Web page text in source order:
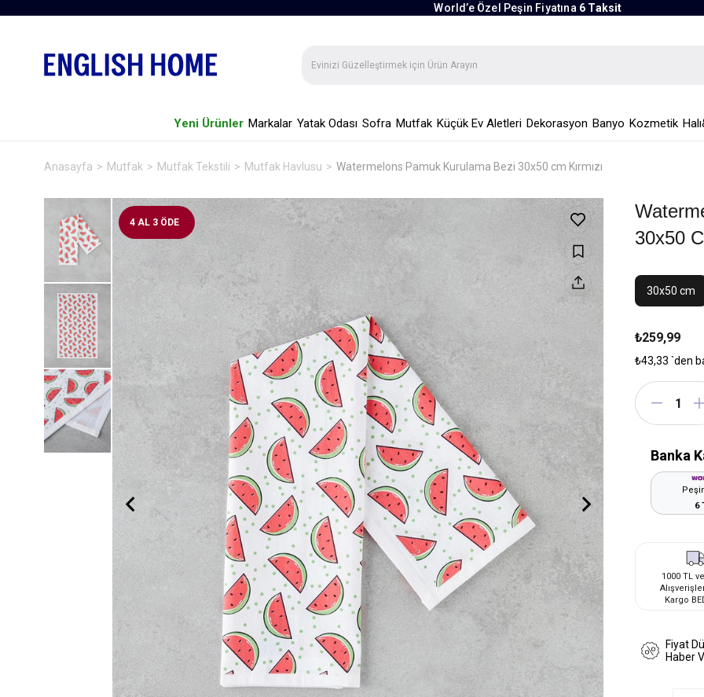
World’e Özel Peşin Fiyatına 6 Taksit
Yeni Ürünler Markalar Yatak Odası Sofra Mutfak Küçük Ev Aletleri Dekorasyon Banyo Kozmetik
Anasayfa Mutfak Mutfak Tekstili Mutfak Havlusu Watermelons Pamuk Kurulama Bezi 30x50 cm Kırmızı
4 AL 3 ÖDE
30x50
30x50 cm
₺259,99
₺43,33 `den
Banka
6
1000 TL
Kargo
Fiyat
Haber